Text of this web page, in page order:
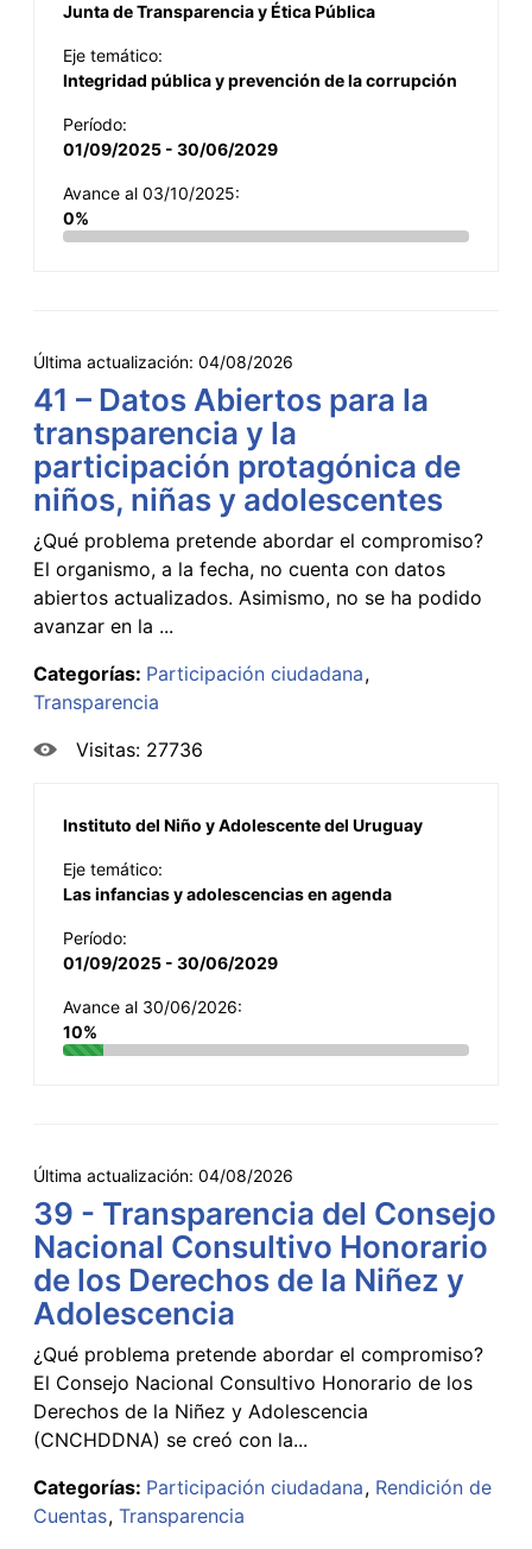
Junta de Transparencia y Ética Pública
Eje temático:
Integridad pública y prevención de la corrupción
Período:
01/09/2025 - 30/06/2029
Avance al 03/10/2025:
0%
Última actualización: 04/08/2026
41 – Datos Abiertos para la
transparencia y la
participación protagónica de
niños, niñas y adolescentes
¿Qué problema pretende abordar el compromiso?
El organismo, a la fecha, no cuenta con datos
abiertos actualizados. Asimismo, no se ha podido
avanzar en la ...
Categorías: Participación ciudadana
Transparencia
Visitas: 27736
Instituto del Niño y Adolescente del Uruguay
Eje temático:
Las infancias y adolescencias en agenda
Período:
01/09/2025 - 30/06/2029
Avance al 30/06/2026:
10%
Última actualización: 04/08/2026
39 - Transparencia del Consejo
Nacional Consultivo Honorario
de los Derechos de la Niñez y
Adolescencia
¿Qué problema pretende abordar el compromiso?
El Consejo Nacional Consultivo Honorario de los
Derechos de la Niñez y Adolescencia
(CNCHDDNA) se creó con la...
Categorías: Participación ciudadana Rendición de
Cuentas Transparencia